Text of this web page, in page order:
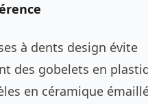
à dents design évite
des gobelets en
en céramique